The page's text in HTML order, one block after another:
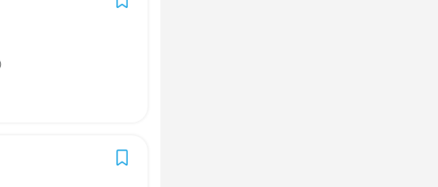
図っていただきます。
ように不慣れな方には丁
の調理スタッフへの指
客や配膳、ドリンクの知
カジュアルにお話しまし
に準ずる